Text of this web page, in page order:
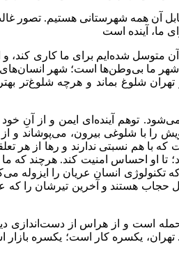
آن همه شهرستانی هستیم. تصور
ما، آینده است
شده‌ایم برای ما کاری کند، و
ما بی‌وطن‌ها است؛ شهر انسان‌های
تهران شلوغ بماند و هرچه
توهم آینده‌ای ایمن و از آنِ
را با شلوغی بیرون،
هم نسبتی ندارند و رها از هر
او احساس امنیت کند. هرچند که
تکنولوژی انسان عریان را
هستند و آخرین تیرشان را که
است و از هراس از دست‌اندازی
تهران، یکسره کار است؛ یکسره